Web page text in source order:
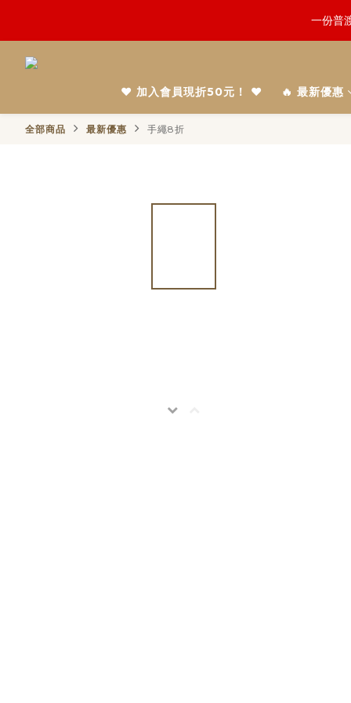
鬼門開
慎終追
❤️ 加入會員現折50元！ ❤️ 🔥 最新優惠
全部商品 最新優惠 手繩8折